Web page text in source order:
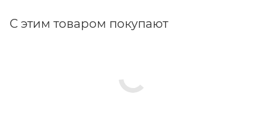
С этим товаром покупают